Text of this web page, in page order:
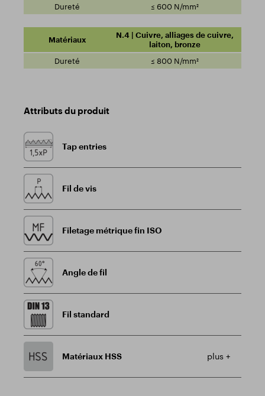
≤ 600 N/mm²
N.4 | Cuivre, alliages de cuivre,
laiton, bronze
≤ 800 N/mm²
Attributs du produit
Tap entries
Fil de vis
Filetage métrique fin ISO
Angle de fil
Fil standard
Matériaux HSS plus +